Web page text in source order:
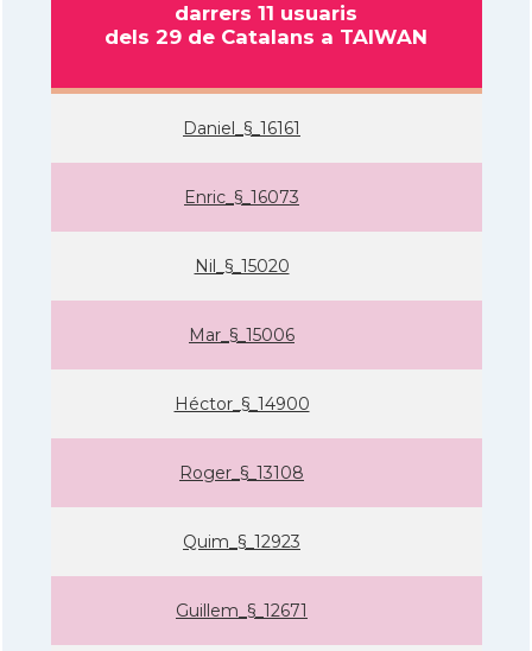
darrers 11 usuaris
dels 29 de Catalans a TAIWAN
Daniel_§_16161
Enric_§_16073
Nil_§_15020
Mar_§_15006
Héctor_§_14900
Roger_§_13108
Quim_§_12923
Guillem_§_12671